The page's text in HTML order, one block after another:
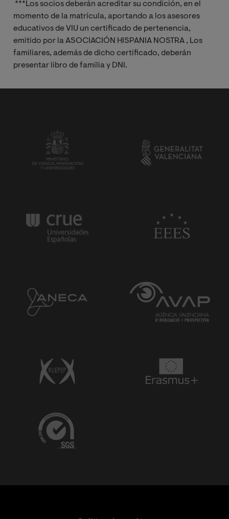
***Los socios deberán acreditar su condición, en el
momento de la matrícula, aportando a los asesores
educativos de VIU un certificado de pertenencia,
emitido por la ASOCIACIÓN HISPANIA NOSTRA , Los
familiares, además de dicho certificado, deberán
presentar libro defamilia y DNI.